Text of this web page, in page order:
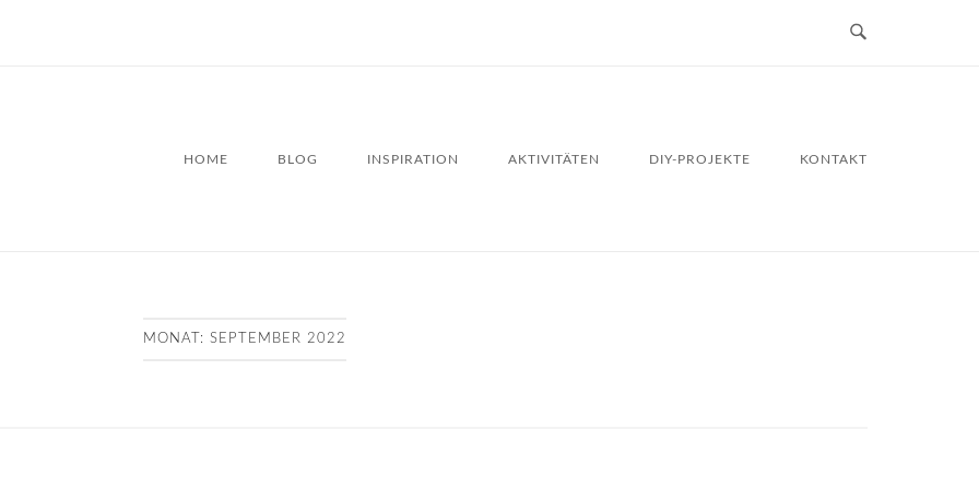
HOME BLOG INSPIRATION AKTIVITÄTEN DIY-PROJEKTE KONTAKT
MONAT: SEPTEMBER 2022